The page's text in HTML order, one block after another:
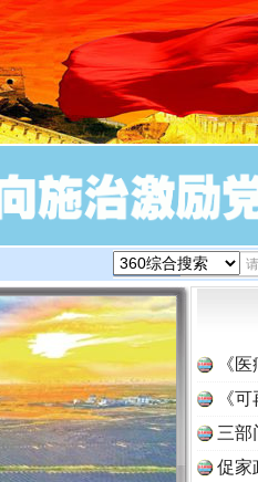
《
《
三部
促家